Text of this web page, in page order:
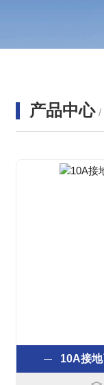
产品中心 /
10A接